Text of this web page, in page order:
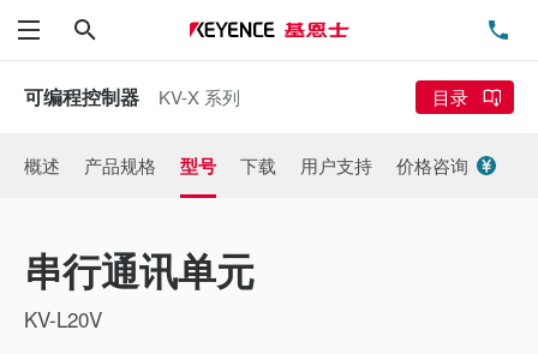
菜单
可编程控制器 KV-X 系列 目录
概述 产品规格 型号 下载 用户支持 价格咨询
串行通讯单元
KV-L20V